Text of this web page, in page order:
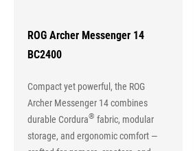
ROG Archer Messenger 14
BC2400
Compact yet powerful, the ROG
Archer Messenger 14 combines
durable Cordura® fabric, modular
storage, and ergonomic comfort —